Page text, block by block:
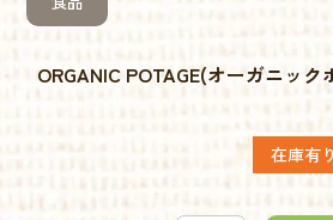
ORGANIC POTAGE(オーガニッ
在庫有り